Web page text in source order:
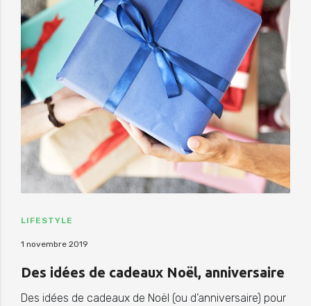
LIFESTYLE
1 novembre 2019
Des idées de cadeaux Noël, anniversaire
Des idées de cadeaux de Noël (ou d’anniversaire) pour